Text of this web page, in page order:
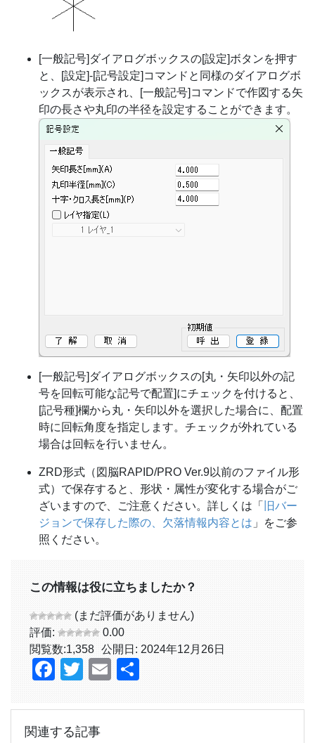
[一般記号]ダイアログボックスの[設定]ボタンを押す
と、[設定]-[記号設定]コマンドと同様のダイアログボ
ックスが表示され、[一般記号]コマンドで作図する矢
印の長さや丸印の半径を設定することができます。
[一般記号]ダイアログボックスの[丸・矢印以外の記
号を回転可能な記号で配置]にチェックを付けると、
[記号種]欄から丸・矢印以外を選択した場合に、配置
時に回転角度を指定します。チェックが外れている
場合は回転を行いません。
ZRD形式（図脳RAPID/PRO Ver.9以前のファイル形
式）で保存すると、形状・属性が変化する場合がご
ざいますので、ご注意ください。詳しくは「
旧バー
ジョンで保存した際の、欠落情報内容とは 」をご参
照ください。
この情報は役に立ちましたか？
(まだ評価がありません)
評価:
0.00
閲覧数:1,358 公開日: 2024年12月26日
Facebook
TwitterEmail
関連する記事